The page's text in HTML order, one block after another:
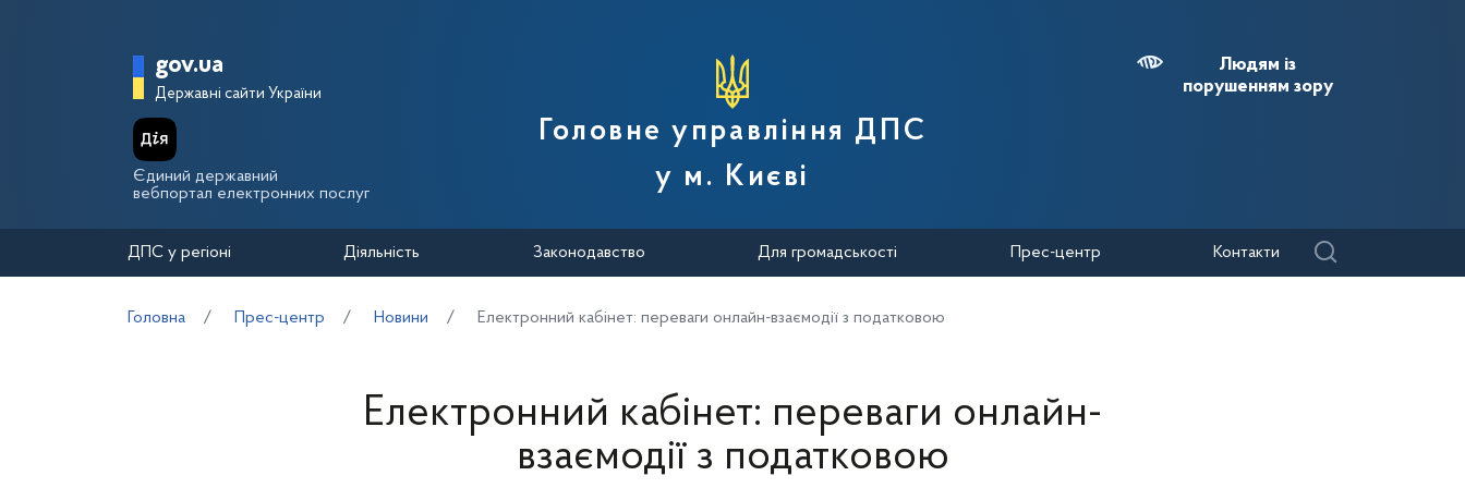
Головна сторінка Державної податкової служби України
gov.ua
Державні сайти України
Єдиний державний
вебпортал електронних послуг
Головне управління ДПС
у м. Києві
Людям із
порушенням зору
ДПС у регіоні Діяльність Законодавство Для громадськості Прес-центр Контакти
Головна Прес-центр Новини Електронний кабінет: переваги онлайн-взаємодії з податковою
Електронний кабінет: переваги онлайн-
взаємодії з податковою